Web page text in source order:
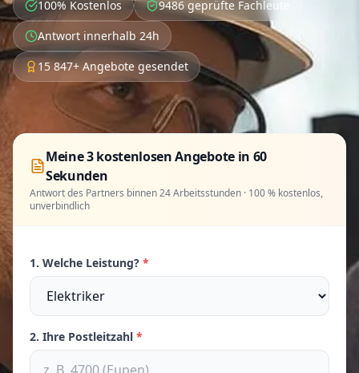
100% Kostenlos
9486 geprüfte Fachleute
Antwort innerhalb 24h
15 847+ Angebote gesendet
Meine 3 kostenlosen Angebote in 60
Sekunden
Antwort des Partners binnen 24 Arbeitsstunden · 100 % kostenlos,
unverbindlich
1. Welche Leistung? *
2. Ihre Postleitzahl *